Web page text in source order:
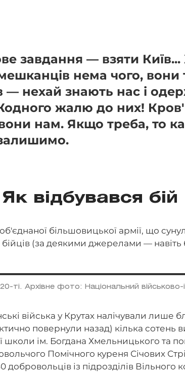
завдання — взяти Київ...
нема чого, вони
— нехай знають нас і
жалю до них!
нам. Якщо треба, то
Як відбувався бій
більшовицької армії, що
(за деякими джерелами — навіть
ті. Архівне фото: Національний військово-
війська у Крутах налічували лише
повернули назад) кілька сотень
школи ім. Богдана Хмельницького та
Помічного куреня Січових
із підрозділів Вільного